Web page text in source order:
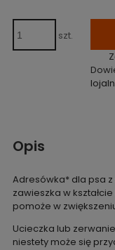
szt.
Opis
Adresówka* dla psa
zawieszka w
pomoże w
Ucieczka lub
niestety może się